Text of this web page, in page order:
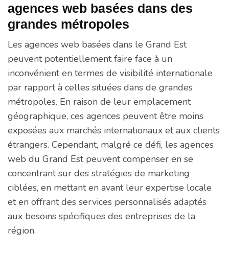
agences web basées dans des
grandes métropoles
Les agences web basées dans le Grand Est
peuvent potentiellement faire face à un
inconvénient en termes de visibilité internationale
par rapport à celles situées dans de grandes
métropoles. En raison de leur emplacement
géographique, ces agences peuvent être moins
exposées aux marchés internationaux et aux clients
étrangers. Cependant, malgré ce défi, les agences
web du Grand Est peuvent compenser en se
concentrant sur des stratégies de marketing
ciblées, en mettant en avant leur expertise locale
et en offrant des services personnalisés adaptés
aux besoins spécifiques des entreprises de la
région.